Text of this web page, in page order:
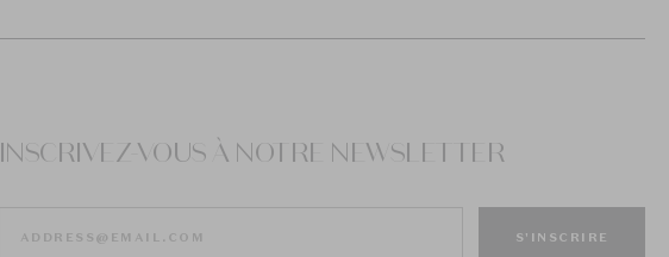
INSCRIVEZ-VOUS À NOTRE NEWSLETTER
S'INSCRIRE